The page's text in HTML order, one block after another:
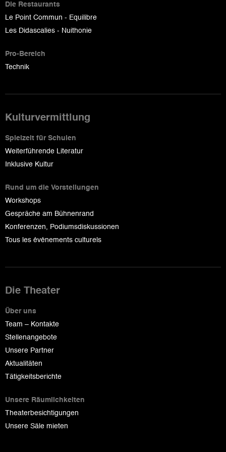
Die Restaurants
Le Point Commun - Equilibre
Les Didascalies - Nuithonie
Pro-Bereich
Technik
Kulturvermittlung
Spielzeit für Schulen
Weiterführende Literatur
Inklusive Kultur
Rund um die Vorstellungen
Workshops
Gespräche am Bühnenrand
Konferenzen, Podiumsdiskussionen
Tous les événements culturels
Die Theater
Über uns
Team – Kontakte
Stellenangebote
Unsere Partner
Aktualitäten
Tätigkeitsberichte
Unsere Räumlichkeiten
Theaterbesichtigungen
Unsere Säle mieten